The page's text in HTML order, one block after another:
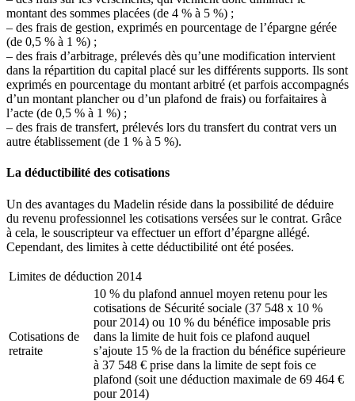
montant des sommes placées (de 4 % à 5 %) ;
– des frais de gestion, exprimés en pourcentage de l’épargne gérée
(de 0,5 % à 1 %) ;
– des frais d’arbitrage, prélevés dès qu’une modification intervient
dans la répartition du capital placé sur les différents supports. Ils sont
exprimés en pourcentage du montant arbitré (et parfois accompagnés
d’un montant plancher ou d’un plafond de frais) ou forfaitaires à
l’acte (de 0,5 % à 1 %) ;
– des frais de transfert, prélevés lors du transfert du contrat vers un
autre établissement (de 1 % à 5 %).
La déductibilité des cotisations
Un des avantages du Madelin réside dans la possibilité de déduire
du revenu professionnel les cotisations versées sur le contrat. Grâce
à cela, le souscripteur va effectuer un effort d’épargne allégé.
Cependant, des limites à cette déductibilité ont été posées.
Limites de déduction 2014
Cotisations de
retraite
10 % du plafond annuel moyen retenu pour les
cotisations de Sécurité sociale (37 548 x 10 %
pour 2014) ou 10 % du bénéfice imposable pris
dans la limite de huit fois ce plafond auquel
s’ajoute 15 % de la fraction du bénéfice supérieure
à 37 548 € prise dans la limite de sept fois ce
plafond (soit une déduction maximale de 69 464 €
pour 2014)